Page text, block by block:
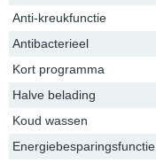
Anti-kreukfunctie
Antibacterieel
Kort programma
Halve belading
Koud wassen
Energiebesparingsfunctie